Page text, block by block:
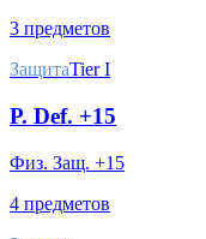
3 предметов
ЗащитаTier I
P. Def. +15
Физ. Защ. +15
4 предметов